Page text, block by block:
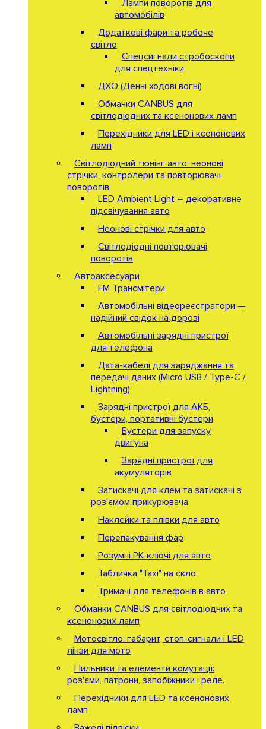
Лампи поворотів для
автомобілів
Додаткові фари та робоче
світло
Спецсигнали стробоскопи
для спецтехніки
ДХО (Денні ходові вогні)
Обманки CANBUS для
світлодіодних та ксенонових ламп
Перехідники для LED і ксенонових
ламп
Світлодіодний тюнінг авто: неонові
стрічки, контролери та повторювачі
поворотів
LED Ambient Light – декоративне
підсвічування авто
Неонові стрічки для авто
Світлодіодні повторювачі
поворотів
Автоаксесуари
FM Трансмітери
Автомобільні відеореєстратори —
надійний свідок на дорозі
Автомобільні зарядні пристрої
для телефона
Дата-кабелі для заряджання та
передачі даних (Micro USB / Type-C /
Lightning)
Зарядні пристрої для АКБ,
бустери, портативні бустери
Бустери для запуску
двигуна
Зарядні пристрої для
акумуляторів
Затискачі для клем та затискачі з
роз'ємом прикурювача
Наклейки та плівки для авто
Перепакування фар
Розумні РК-ключі для авто
Табличка "Taxi" на скло
Тримачі для телефонів в авто
Обманки CANBUS для світлодіодних та
ксенонових ламп
Мотосвітло: габарит, стоп-сигнали і LED
лінзи для мото
Пильники та елементи комутації:
роз'єми, патрони, запобіжники і реле.
Перехідники для LED та ксенонових
ламп